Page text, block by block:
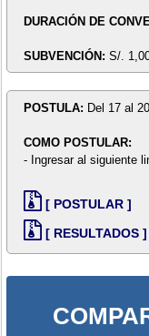
DURACIÓN DE
SUBVENCIÓN: S/.
POSTULA: Del 17 al
COMO POSTULAR:
- Ingresar al siguiente
[ POSTULAR ]
[ RESULTADOS ]